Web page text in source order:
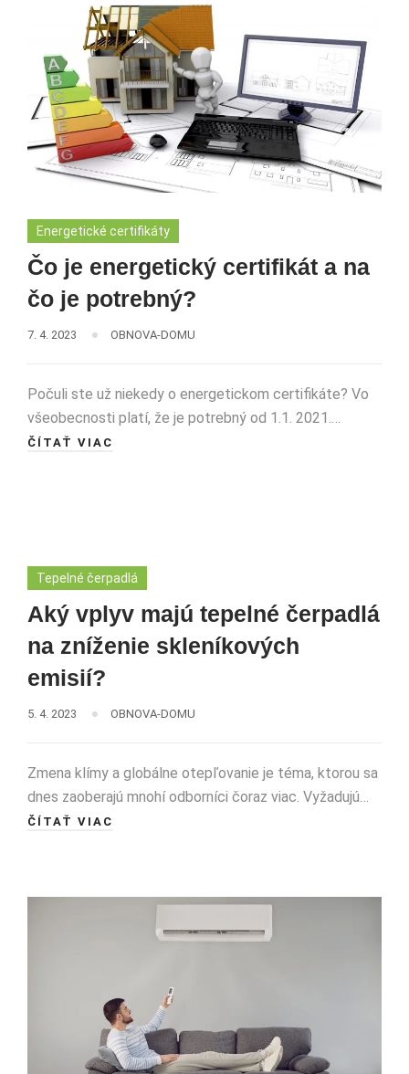
Energetické certifikáty
Čo je energetický certifikát a na
čo je potrebný?
7. 4. 2023 OBNOVA-DOMU
Počuli ste už niekedy o energetickom certifikáte? Vo
všeobecnosti platí, že je potrebný od 1.1. 2021.…
ČÍTAŤ VIAC
Tepelné čerpadlá
Aký vplyv majú tepelné čerpadlá
na zníženie skleníkových
emisií?
5. 4. 2023 OBNOVA-DOMU
Zmena klímy a globálne otepľovanie je téma, ktorou sa
dnes zaoberajú mnohí odborníci čoraz viac. Vyžadujú…
ČÍTAŤ VIAC